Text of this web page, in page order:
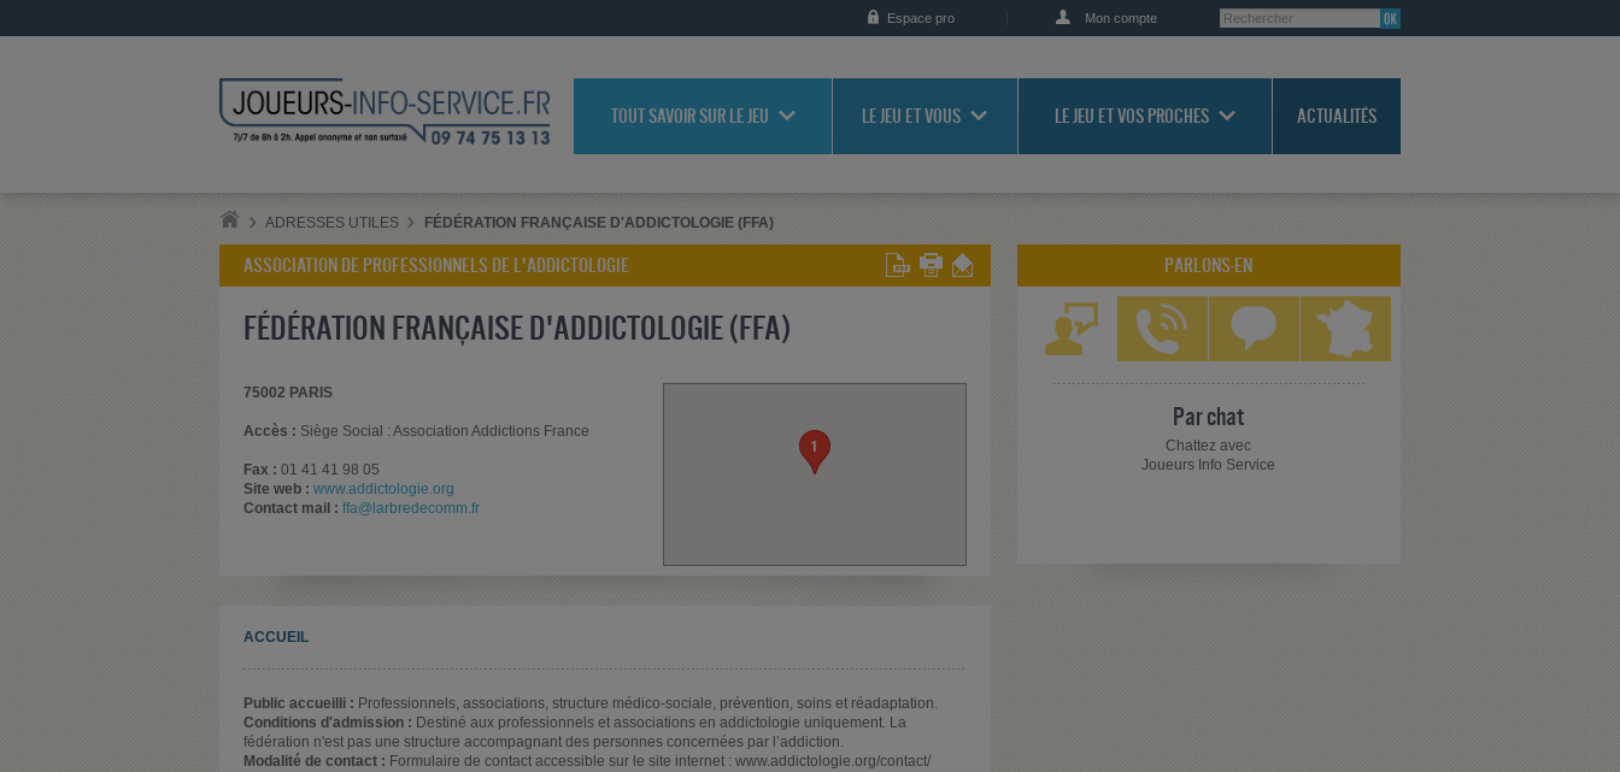
Espace pro Mon compte
TOUT SAVOIR SUR LE JEU LE JEU ET VOUS LE JEU ET VOS PROCHES ACTUALITÉS
ADRESSES UTILES FÉDÉRATION FRANÇAISE D'ADDICTOLOGIE (FFA)
ASSOCIATION DE PROFESSIONNELS DE L'ADDICTOLOGIE
FÉDÉRATION FRANÇAISE D'ADDICTOLOGIE (FFA)
1
75002 PARIS
Accès : Siège Social : Association Addictions France
Fax : 01 41 41 98 05
Site web : www.addictologie.org
Contact mail : ffa@larbredecomm.fr
ACCUEIL
Public accueilli : Professionnels, associations, structure médico-sociale, prévention, soins et réadaptation.
Conditions d'admission : Destiné aux professionnels et associations en addictologie uniquement. La
fédération n'est pas une structure accompagnant des personnes concernées par l’addiction.
Modalité de contact : Formulaire de contact accessible sur le site internet : www.addictologie.org/contact/
PARLONS-EN
Par chat
Chattez avec
Joueurs Info Service